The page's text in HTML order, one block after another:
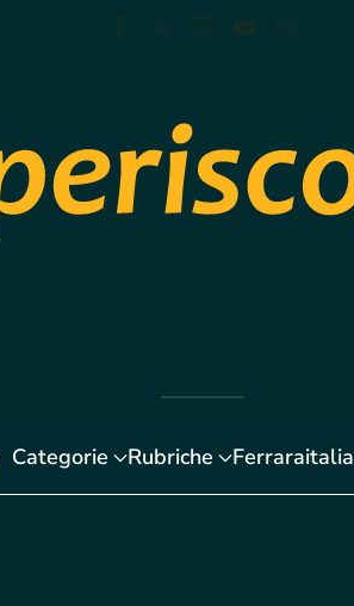
Categorie Rubriche Ferraraitalia